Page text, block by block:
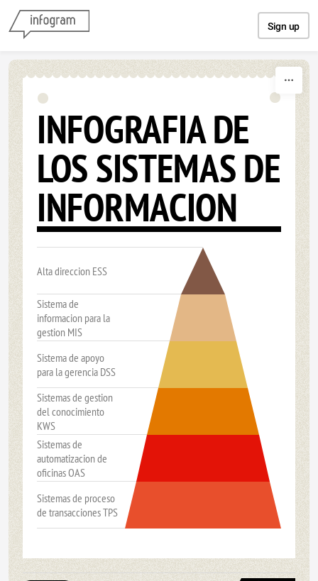
Sign up
INFOGRAFIA DE
LOS SISTEMAS DE
INFORMACION
Alta direccion ESS
Sistema de
informacion para la
gestion MIS
Sistema de apoyo
para la gerencia DSS
Sistemas de gestion
del conocimiento
KWS
Sistemas de
automatizacion de
oficinas OAS
Sistemas de proceso
de transacciones TPS